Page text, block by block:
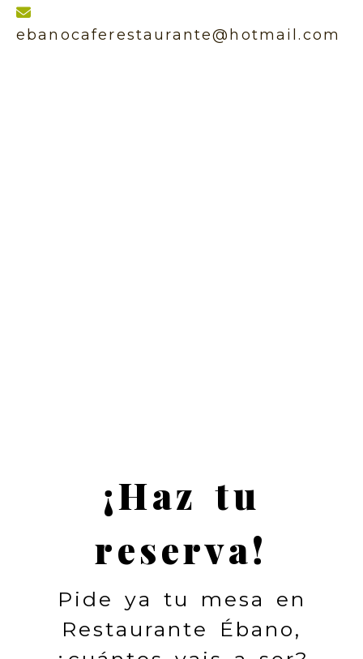
ebanocaferestaurante hotmail.com
¡Haz tu
reserva!
Pide ya tu mesa en
Restaurante Ébano,